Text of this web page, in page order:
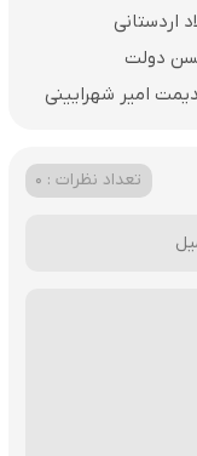
اردستانی
دولت
امیر شهرایینی
تعداد نظرات : 0